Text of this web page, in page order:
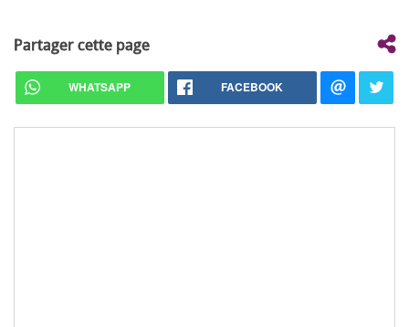
Partager cette page
WHATSAPP FACEBOOK